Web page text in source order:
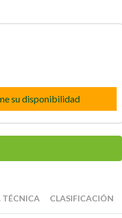
su disponibilidad
TÉCNICA CLASIFICACIÓN